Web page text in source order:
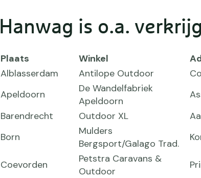
Hanwag is o.a.
Plaats Winkel
Alblasserdam
Antilope Outdoor
Apeldoorn
De Wandelfabriek
Apeldoorn
Barendrecht
Outdoor XL
Born
Mulders
Bergsport/Galago Trad.
Coevorden
Petstra Caravans &
Outdoor